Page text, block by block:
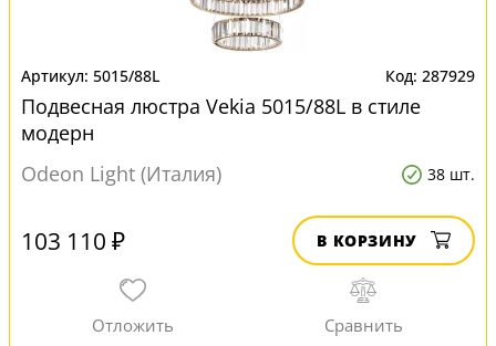
5015/88L 287929
Подвесная люстра Vekia 5015/88L в стиле
модерн
Odeon Light (Италия)
38 шт.
103 110 ₽ В КОРЗИНУ